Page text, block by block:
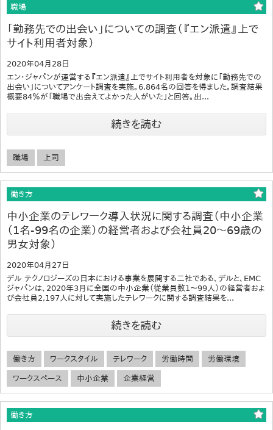
職場
「勤務先での出会い」についての調査（『エン派遣』上で
サイト利用者対象）
2020年04月28日
エン・ジャパンが運営する『エン派遣』上でサイト利用者を対象に「勤務先での
出会い」についてアンケート調査を実施。6,864名の回答を得ました。調査結果
概要84％が「職場で出会えてよかった人がいた」と回答。出...
続きを読む
職場 上司
働き方
中小企業のテレワーク導入状況に関する調査（中小企業
（1名-99名の企業）の経営者および会社員20～69歳の
男女対象）
2020年04月27日
デル テクノロジーズの日本における事業を展開する二社である、デルと、EMC
ジャパンは、2020年3月に全国の中小企業（従業員数1～99人）の経営者およ
び会社員2,197人に対して実施したテレワークに関する調査結果を...
続きを読む
働き方 ワークスタイル テレワーク 労働時間 労働環境
ワークスペース 中小企業 企業経営
働き方